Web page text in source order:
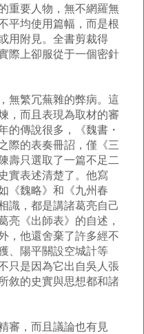
重要人物，無不網羅無
平均使用篇幅，而是根
用附見。全書剪裁得
際上卻服從于一個密針
繁冗蕪雜的弊病。這
，而且表現為取材的審
的傳說很多，《魏書・
際的表奏冊詔，僅《三
壽只選取了一篇不足二
實表述清楚了。他寫
《魏略》和《九州春
識，都是講諸葛亮自己
亮《出師表》的自述，
，他還舍棄了許多經不
、陽平關設空城計等
只是因為它出自吳人張
敘的史實與思想都和諸
，而且議論也有見